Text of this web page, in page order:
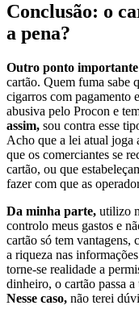
Conclusão: o
a pena?
Outro ponto importante
cartão. Quem fuma sabe
cigarros com pagamento
abusiva pelo Procon e
assim, sou contra esse
Acho que a lei atual joga
que os comerciantes se
cartão, ou que
fazer com que as
Da minha parte, utilizo
controlo meus gastos e
cartão só tem vantagens,
a riqueza nas
torne-se realidade a
dinheiro, o cartão passa
Nesse caso, não terei